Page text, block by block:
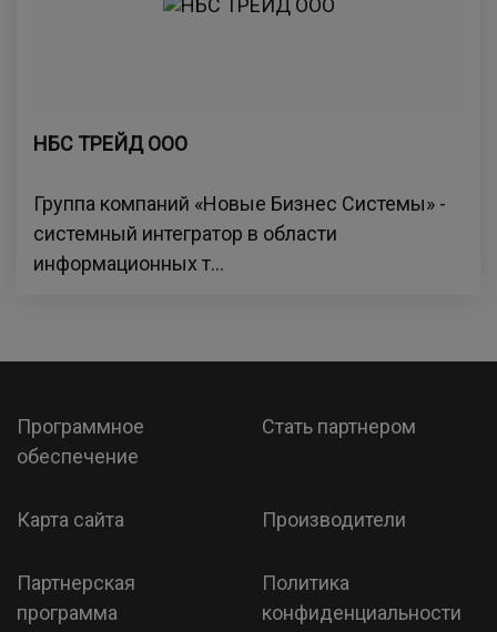
НБС ТРЕЙД ООО
Группа компаний «Новые Бизнес Системы» -
системный интегратор в области
информационных т...
Программное
обеспечение
Стать партнером
Карта сайта Производители
Партнерская
программа
Политика
конфиденциальности